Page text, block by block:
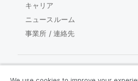
キャリア
ニュースルーム
事業所 / 連絡先